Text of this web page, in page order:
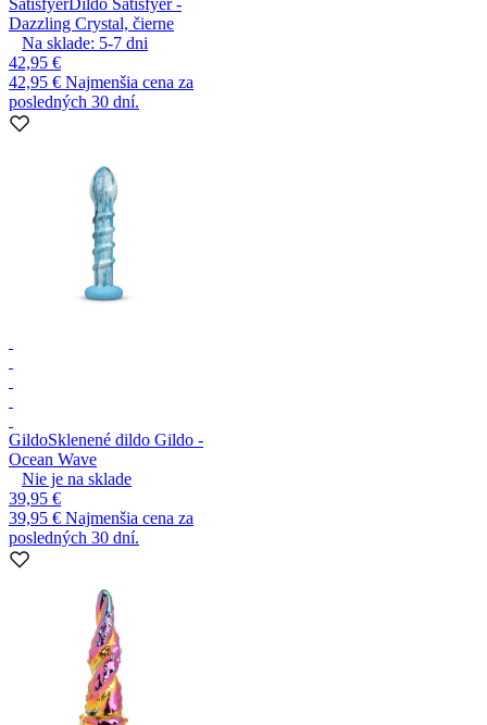
Dazzling Crystal, čierne
Na sklade: 5-7 dni
42,95 €
42,95 € Najmenšia cena za
posledných 30 dní.
GildoSklenené dildo Gildo -
Ocean Wave
Nie je na sklade
39,95 €
39,95 € Najmenšia cena za
posledných 30 dní.